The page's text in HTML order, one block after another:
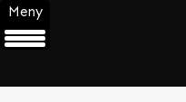
Meny